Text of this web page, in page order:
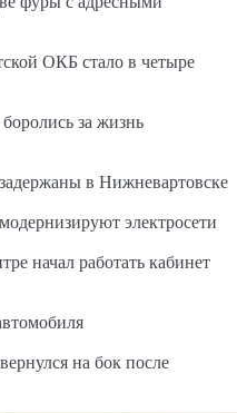
ОКБ стало в четыре
за жизнь
в Нижневартовске
электросети
начал работать кабинет
на бок после